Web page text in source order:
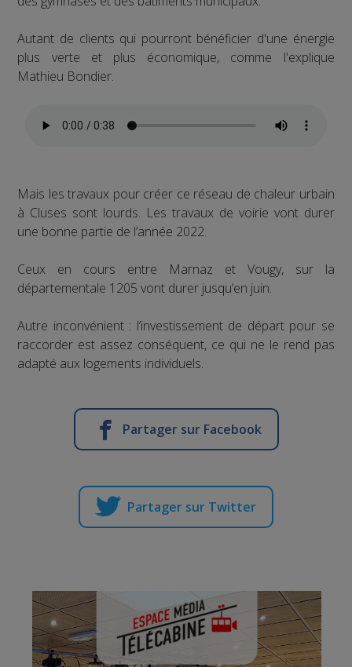
Autant de clients qui pourront bénéficier d'une énergie
plus verte et plus économique, comme l'explique
Mathieu Bondier.
Mais les travaux pour créer ce réseau de chaleur urbain
à Cluses sont lourds. Les travaux de voirie vont durer
une bonne partie de l’année 2022.
Ceux en cours entre Marnaz et Vougy, sur la
départementale 1205 vont durer jusqu’en juin.
Autre inconvénient : l’investissement de départ pour se
raccorder est assez conséquent, ce qui ne le rend pas
adapté aux logements individuels.
Partager sur Facebook
Partager sur Twitter